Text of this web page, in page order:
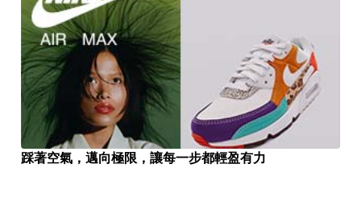
踩著空氣，邁向極限，讓每一步都輕盈有力